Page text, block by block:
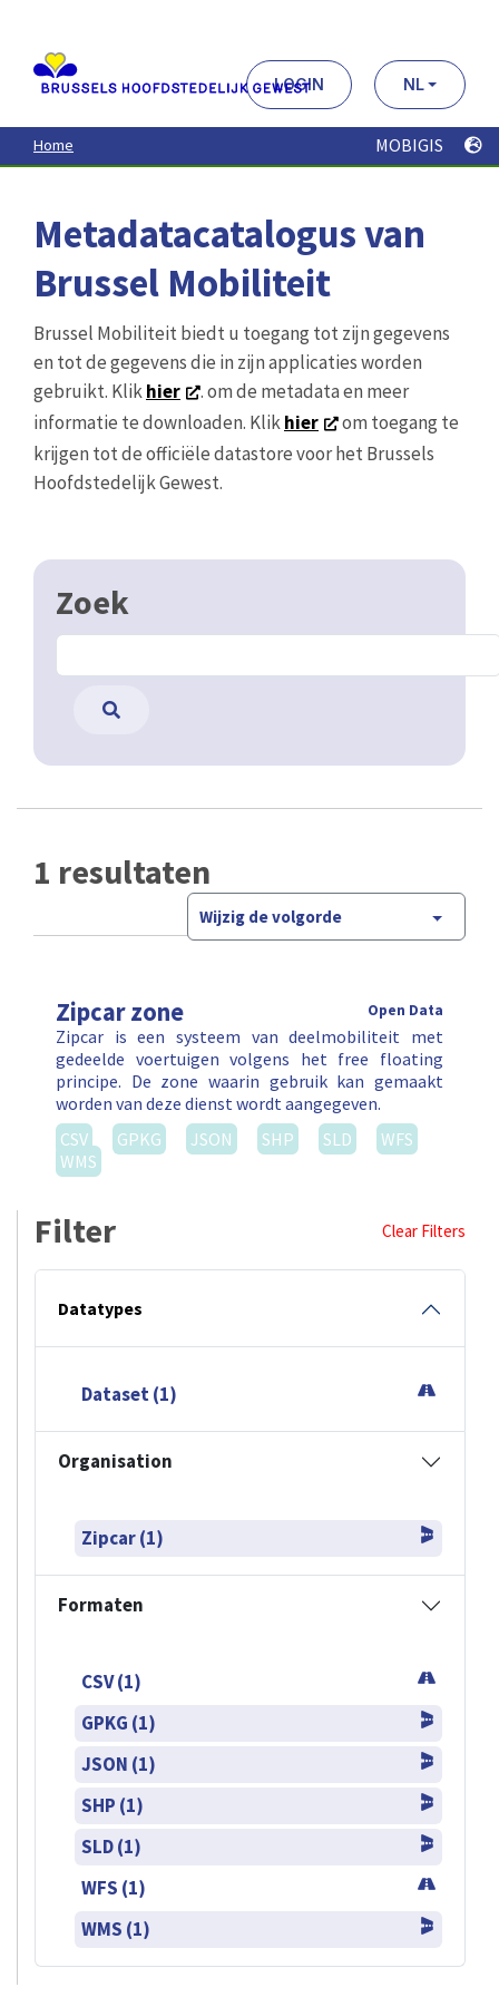
contenu
principal
LOGIN NL
Home MOBIGIS
Metadatacatalogus van
Brussel Mobiliteit
Brussel Mobiliteit biedt u toegang tot zijn gegevens
en tot de gegevens die in zijn applicaties worden
gebruikt. Klikhier
. om de metadata en meer
informatie te downloaden. Klikhier
om toegang te
krijgen tot de officiële datastore voor het Brussels
Hoofdstedelijk Gewest.
Zoek
1 resultaten
Wijzig de volgorde
Zipcar zone Open Data
Zipcar is een systeem van deelmobiliteit met
gedeelde voertuigen volgens het free floating
principe. De zone waarin gebruik kan gemaakt
worden van deze dienst wordt aangegeven.
CSV
GPKG JSON SHP SLD
WFS
WMS
Filter Clear Filters
Datatypes
Dataset (1)
Organisation
Zipcar (1)
Formaten
CSV (1)
GPKG (1)
JSON (1)
SHP (1)
SLD (1)
WFS (1)
WMS (1)